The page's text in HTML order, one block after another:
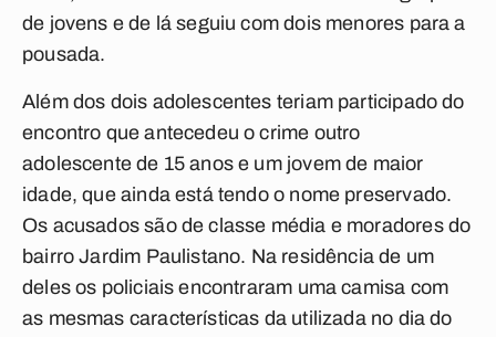
de jovens e de lá seguiu com dois menores para a
pousada.
Além dos dois adolescentes teriam participado do
encontro que antecedeu o crime outro
adolescente de 15 anos e um jovem de maior
idade, que ainda está tendo o nome preservado.
Os acusados são de classe média e moradores do
bairro Jardim Paulistano. Na residência de um
deles os policiais encontraram uma camisa com
as mesmas características da utilizada no dia do